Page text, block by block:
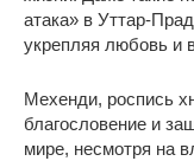
атака» в Уттар-
укрепляя любовь и
Мехенди, роспись
благословение и
мире, несмотря на